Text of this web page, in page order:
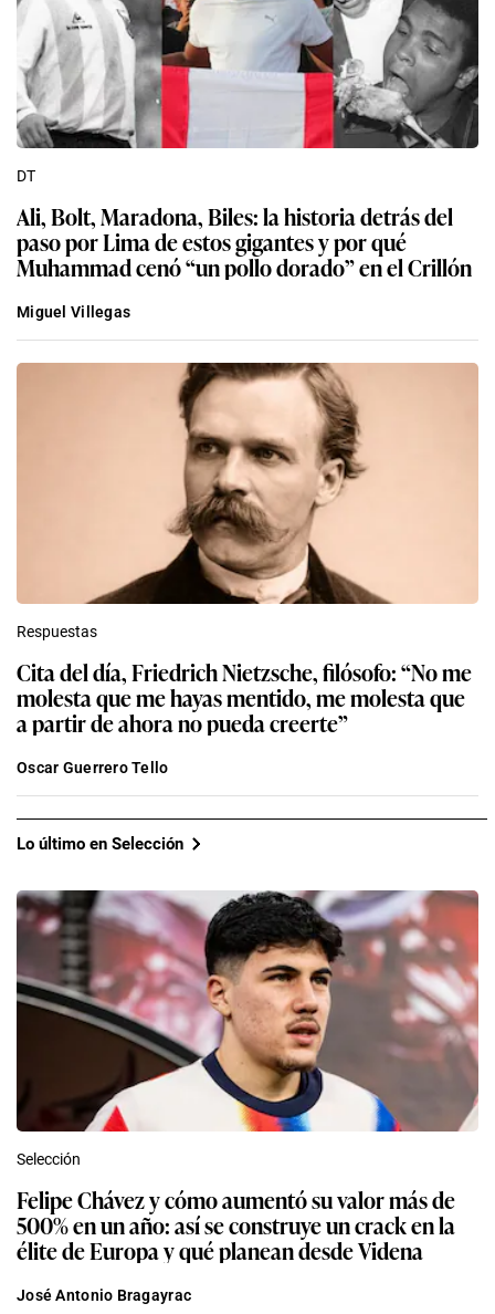
DT
Ali, Bolt, Maradona, Biles: la historia detrás del
paso por Lima de estos gigantes y por qué
Muhammad cenó “un pollo dorado” en el Crillón
Miguel Villegas
Respuestas
Cita del día, Friedrich Nietzsche, filósofo: “No me
molesta que me hayas mentido, me molesta que
a partir de ahora no pueda creerte”
Oscar Guerrero Tello
Lo último en Selección
Selección
Felipe Chávez y cómo aumentó su valor más de
500% en un año: así se construye un crack en la
élite de Europa y qué planean desde Videna
José Antonio Bragayrac